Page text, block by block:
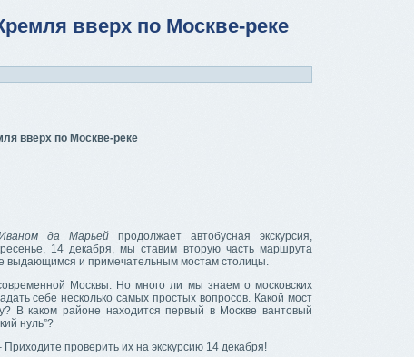
вверх по Москве-реке
вверх по Москве-реке
да Марьей продолжает автобусная экскурсия,
14 декабря, мы ставим вторую часть маршрута
выдающимся и примечательным мостам столицы.
Москвы. Но много ли мы знаем о московских
себе несколько самых простых вопросов. Какой мост
В каком районе находится первый в Москве вантовый
нуль”?
проверить их на экскурсию 14 декабря!